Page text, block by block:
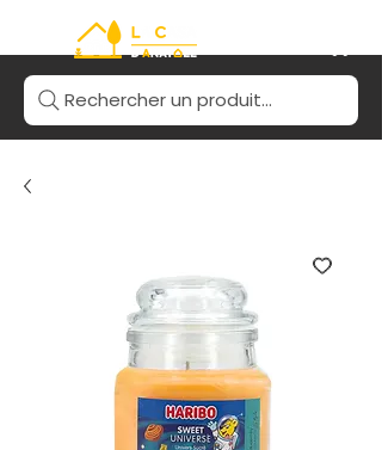
Rechercher un produit...